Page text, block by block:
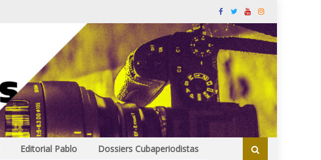
Editorial Pablo Dossiers Cubaperiodistas